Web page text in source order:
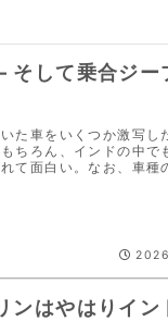
そして乗合ジー
た車をいくつか激写し
ちろん、インドの中で
て面白い。なお、車種
ンはやはりイン